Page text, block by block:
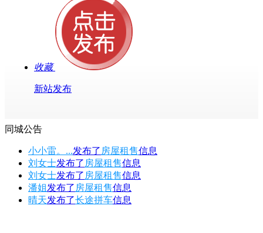
收藏
新站发布
同城公告
小小雷。...发布了 房屋租售信息
刘女士发布了 房屋租售信息
刘女士发布了 房屋租售信息
潘姐发布了 房屋租售信息
晴天发布了长途拼车信息